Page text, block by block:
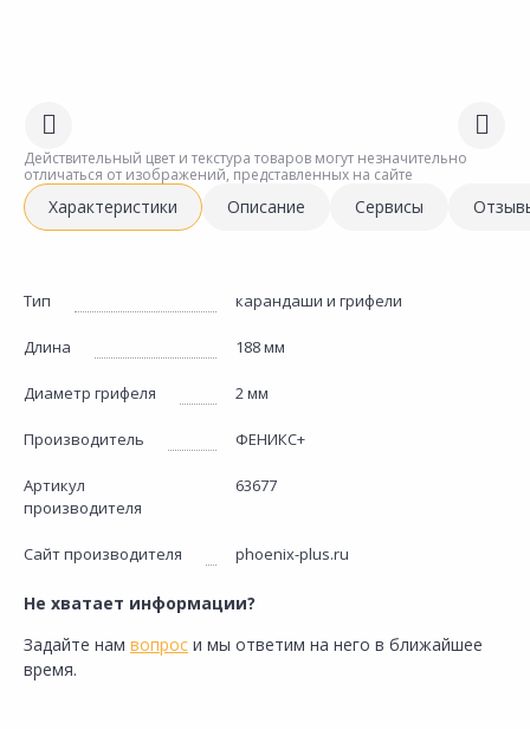
Действительный цвет и текстура товаров могут незначительно
отличаться от изображений, представленных на сайте
Характеристики Описание Сервисы
Тип карандаши и грифели
Длина 188 мм
Диаметр грифеля 2 мм
Производитель ФЕНИКС+
Артикул
производителя
63677
Сайт производителя phoenix-plus.ru
Не хватает информации?
Задайте нам вопрос и мы ответим на него в ближайшее
время.